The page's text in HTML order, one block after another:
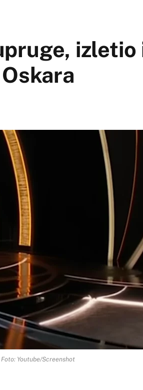
izletio
Foto: Youtube/Screenshot